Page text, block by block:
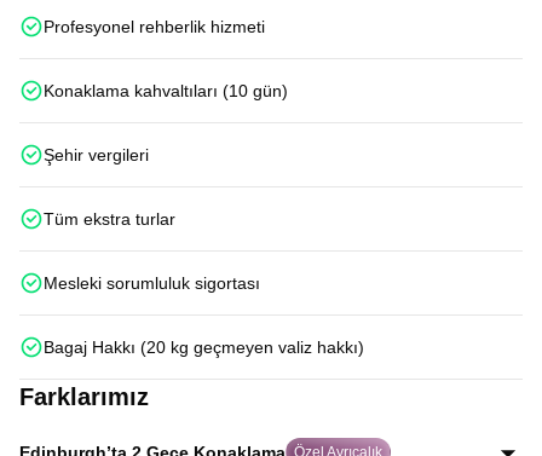
Profesyonel rehberlik hizmeti
Konaklama kahvaltıları (10 gün)
Şehir vergileri
Tüm ekstra turlar
Mesleki sorumluluk sigortası
Bagaj Hakkı (20 kg geçmeyen valiz hakkı)
Farklarımız
Özel Ayrıcalık